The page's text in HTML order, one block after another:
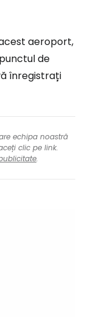
aeroport,
de
înregistrați
echipa noastră
clic pe link.
.